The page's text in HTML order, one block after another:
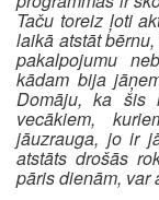
Taču toreiz ļoti
laikā atstāt
pakalpojumu
kādam bija
Domāju, ka šis
vecākiem,
jāuzrauga, jo ir
atstāts drošās
pāris dienām, var